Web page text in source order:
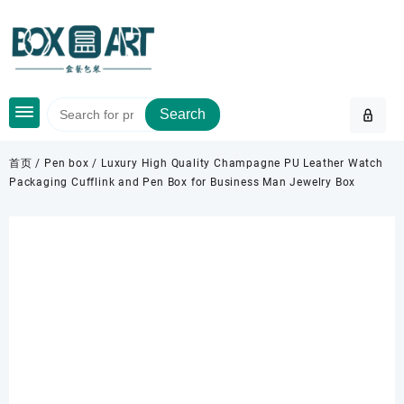
content
Search
首页 / Pen box / Luxury High Quality Champagne PU Leather Watch
Packaging Cufflink and Pen Box for Business Man Jewelry Box